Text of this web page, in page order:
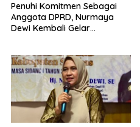
Penuhi Komitmen Sebagai
Anggota DPRD, Nurmaya
Dewi Kembali Gelar